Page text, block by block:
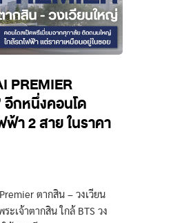
PREMIER
กหนึ่งคอนโด
ฟ้า 2 สาย ในราคา
ตากสิน – วงเวียน
เจ้าตากสิน ใกล้ BTS วง